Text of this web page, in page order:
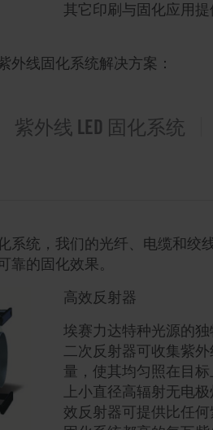
其它印刷与固化应用提
外线固化系统解决方案：
紫外线 LED 固化系统
系统，我们的光纤、电缆和绞
靠的固化效果。
高效反射器
埃赛力达特种光源的独
二次反射器可收集紫外
量，使其均匀照在目标
上小直径高辐射无电
效反射器可提供比任何